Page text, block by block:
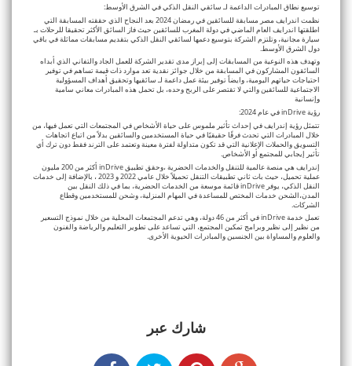
توسيع نطاق المبادرات الداعمة لـ سائقي النقل الذكي في الشرق الأوسط:
نظمت اندرايف مصر مسابقة للسائقين في رمضان 2024 بعد النجاح الذي حققته المسابقة التي
اطلقتها اندرايف العام الماضي في دولة المغرب للسائقين حيث فاز السائق الأكثر تحقيقا للرحلات بـ
سيارة مجانية، وتلتزم الشركة بتوسيع دعمها لسائقي النقل الذكي بتقديم مسابقات مماثلة في باقي
دول الشرق الأوسط.
وتهدف هذه النوعية من المسابقات إلى إبراز مدى تقدير الشركة للعمل الجاد والتفاني الذي أبداه
السائقون المشاركون في المسابقة من خلال جوائز نقدية تعد موارد ذات قيمة تساهم في توفير
احتياجات حياتهم اليومية، وايضاً توفير بيئة عمل داعمة لـ سائقيها وتحقيق أهداف المسؤولية
الاجتماعية للسائقين والتي لا تقتصر على الربح وحده، بل تحمل هذه المبادرات معاني سامية
وإنسانية
رؤية inDrive في عام 2024:
تتمثل رؤية إندرايف في إحداث تأثير ملموس على حياة الأشخاص في المجتمعات التي تعمل فيها، من
خلال المبادرات التي تحدث فرقًا حقيقيًا في حياة المستخدمين والسائقين بدلاً من اتباع اتجاهات
التسويق والحملات الإعلانية التي قد تكون متداولة لفترة معينة وتعتمد على الترند فقط دون ترك أي
تأثير إيجابي للمجتمع أو الأشخاص.
إندرايف هي منصة عالمية للتنقل والخدمات الحضرية ،وحقق تطبيق inDrive أكثر من 200 مليون
عملية تحميل، حيث بات ثاني تطبيقات التنقل تحميلاً خلال عامي 2022 و 2023 ، بالإضافة إلى خدمات
النقل الذكي، يوفر inDrive قائمة موسعة من الخدمات الحضرية، بما في ذلك النقل بين
المدن،الشحن خدمات المختص للمساعدة في المهام المنزلية، وشحن للمستخدمين وقطاع
الشركات.
تعمل خدمة inDrive في أكثر من 46 دولة، وهي تدعم المجتمعات المحلية من خلال نموذج التسعير
من نظير إلى نظير وبرامج تمكين المجتمع، التي تساعد على تطوير التعليم والرياضة والفنون
والعلوم والمساواة بين الجنسين والمبادرات الحيوية الأخرى.
شارك عبر